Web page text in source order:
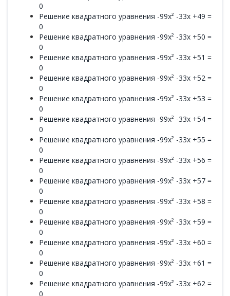
0
Решение квадратного уравнения -99x² -33x +49 =
0
Решение квадратного уравнения -99x² -33x +50 =
0
Решение квадратного уравнения -99x² -33x +51 =
0
Решение квадратного уравнения -99x² -33x +52 =
0
Решение квадратного уравнения -99x² -33x +53 =
0
Решение квадратного уравнения -99x² -33x +54 =
0
Решение квадратного уравнения -99x² -33x +55 =
0
Решение квадратного уравнения -99x² -33x +56 =
0
Решение квадратного уравнения -99x² -33x +57 =
0
Решение квадратного уравнения -99x² -33x +58 =
0
Решение квадратного уравнения -99x² -33x +59 =
0
Решение квадратного уравнения -99x² -33x +60 =
0
Решение квадратного уравнения -99x² -33x +61 =
0
Решение квадратного уравнения -99x² -33x +62 =
0